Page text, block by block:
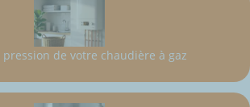
pression de votre chaudière à gaz